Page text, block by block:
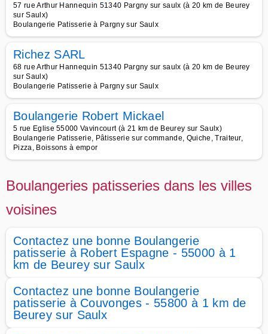
57 rue Arthur Hannequin 51340 Pargny sur saulx (à 20 km de Beurey
sur Saulx)
Boulangerie Patisserie à Pargny sur Saulx
Richez SARL
68 rue Arthur Hannequin 51340 Pargny sur saulx (à 20 km de Beurey
sur Saulx)
Boulangerie Patisserie à Pargny sur Saulx
Boulangerie Robert Mickael
5 rue Eglise 55000 Vavincourt (à 21 km de Beurey sur Saulx)
Boulangerie Patisserie, Pâtisserie sur commande, Quiche, Traiteur,
Pizza, Boissons à empor
Boulangeries patisseries dans les villes
voisines
Contactez une bonne Boulangerie
patisserie à Robert Espagne - 55000 à 1
km de Beurey sur Saulx
Contactez une bonne Boulangerie
patisserie à Couvonges - 55800 à 1 km de
Beurey sur Saulx